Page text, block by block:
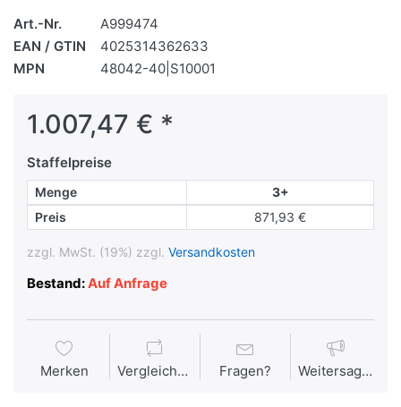
Art.-Nr.
A999474
EAN / GTIN
4025314362633
MPN
48042-40|S10001
1.007,47 € *
Staffelpreise
Menge
3+
Preis
871,93 €
zzgl. MwSt. (19%) zzgl. Versandkosten
Bestand:Auf Anfrage
Merken Vergleichen Fragen? Weitersagen